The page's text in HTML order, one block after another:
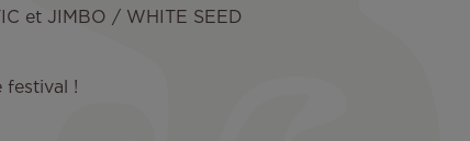
et JIMBO / WHITE SEED
festival !